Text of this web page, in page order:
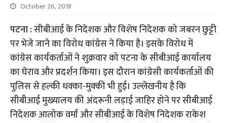
October 26, 2018
पटना :सीबीआई के निदेशक और विशेष निदेशक को जबरन छुट्टी
पर भेजे जाने का विरोध कांग्रेस ने किया है। इसके विरोध में
कांग्रेस कार्यकर्ताओं ने शुक्रवार को पटना के सीबीआई कार्यालय
का घेराव और प्रदर्शन किया। इस दौरान कांग्रेसी कार्यकर्ताओं की
पुलिस से हल्की धक्का-मुक्की भी हुई। उल्लेखनीय है कि
सीबीआई मुख्यालय की अंदरूनी लड़ाई जाहिर होने पर सीबीआई
निदेशक आलोक वर्मा और सीबीआई के विशेष निदेशक राकेश